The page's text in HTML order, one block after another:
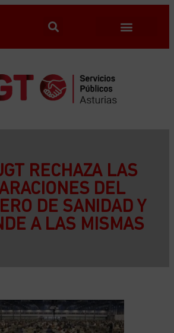
RECHAZA LAS
DEL
DE SANIDAD Y
A LAS MISMAS